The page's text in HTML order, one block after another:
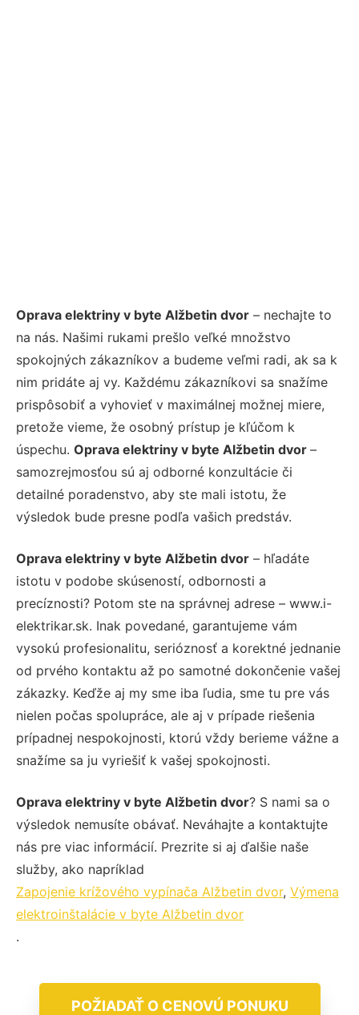
Oprava elektriny v byte Alžbetin dvor – nechajte to
na nás. Našimi rukami prešlo veľké množstvo
spokojných zákazníkov a budeme veľmi radi, ak sa k
nim pridáte aj vy. Každému zákazníkovi sa snažíme
prispôsobiť a vyhovieť v maximálnej možnej miere,
pretože vieme, že osobný prístup je kľúčom k
úspechu. Oprava elektriny v byte Alžbetin dvor –
samozrejmosťou sú aj odborné konzultácie či
detailné poradenstvo, aby ste mali istotu, že
výsledok bude presne podľa vašich predstáv.
Oprava elektriny v byte Alžbetin dvor – hľadáte
istotu v podobe skúseností, odbornosti a
precíznosti? Potom ste na správnej adrese – www.i-
elektrikar.sk. Inak povedané, garantujeme vám
vysokú profesionalitu, serióznosť a korektné jednanie
od prvého kontaktu až po samotné dokončenie vašej
zákazky. Keďže aj my sme iba ľudia, sme tu pre vás
nielen počas spolupráce, ale aj v prípade riešenia
prípadnej nespokojnosti, ktorú vždy berieme vážne a
snažíme sa ju vyriešiť k vašej spokojnosti.
Oprava elektriny v byte Alžbetin dvor? S nami sa o
výsledok nemusíte obávať. Neváhajte a kontaktujte
nás pre viac informácií. Prezrite si aj ďalšie naše
služby, ako napríklad
Zapojenie krížového vypínača Alžbetin dvor, Výmena
elektroinštalácie v byte Alžbetin dvor
.
POŽIADAŤ O CENOVÚ PONUKU